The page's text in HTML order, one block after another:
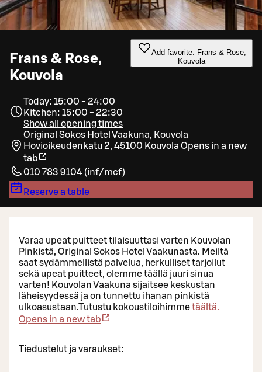
Frans & Rose,
Kouvola
Add favorite: Frans & Rose,
Kouvola
Today: 15:00 - 24:00
Kitchen: 15:00 - 22:30
Show all opening times
Original Sokos Hotel Vaakuna, Kouvola
Hovioikeudenkatu 2, 45100 Kouvola Opens in a new
tab
010 783 9104 (inf/mcf)
Reserve a table
Varaa upeat puitteet tilaisuuttasi varten Kouvolan
Pinkistä, Original Sokos Hotel Vaakunasta. Meiltä
saat sydämmellistä palvelua, herkulliset tarjoilut
sekä upeat puitteet, olemme täällä juuri sinua
varten! Kouvolan Vaakuna sijaitsee keskustan
läheisyydessä ja on tunnettu ihanan pinkistä
ulkoasustaan.Tutustu kokoustiloihimmetäältä.
Opens in a new tab
Tiedustelut ja varaukset: